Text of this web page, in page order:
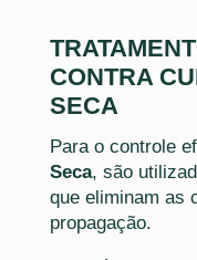
CONTRA
SECA
Para o controle
Seca, são
que eliminam as
propagação.